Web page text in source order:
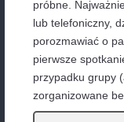
3.
Ile